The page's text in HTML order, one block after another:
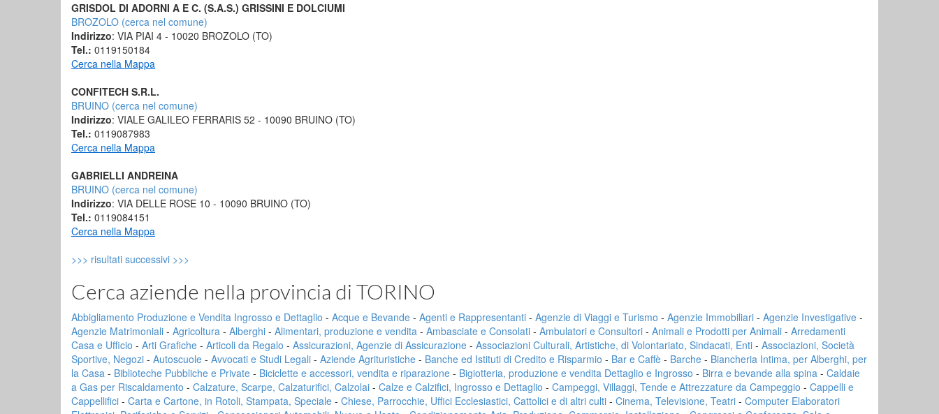
GRISDOL DI ADORNI A E C. (S.A.S.) GRISSINI E DOLCIUMI
BROZOLO (cerca nel comune)
Indirizzo: VIA PIAI 4 - 10020 BROZOLO (TO)
Tel.: 0119150184
Cerca nella Mappa
CONFITECH S.R.L.
BRUINO (cerca nel comune)
Indirizzo: VIALE GALILEO FERRARIS 52 - 10090 BRUINO (TO)
Tel.: 0119087983
Cerca nella Mappa
GABRIELLI ANDREINA
BRUINO (cerca nel comune)
Indirizzo: VIA DELLE ROSE 10 - 10090 BRUINO (TO)
Tel.: 0119084151
Cerca nella Mappa
>>> risultati successivi >>>
Cerca aziende nella provincia di TORINO
Abbigliamento Produzione e Vendita Ingrosso e Dettaglio - Acque e Bevande - Agenti e Rappresentanti - Agenzie di Viaggi e Turismo - Agenzie Immobiliari - Agenzie Investigative -
Agenzie Matrimoniali - Agricoltura - Alberghi - Alimentari, produzione e vendita - Ambasciate e Consolati - Ambulatori e Consultori - Animali e Prodotti per Animali - Arredamenti
Casa e Ufficio - Arti Grafiche - Articoli da Regalo - Assicurazioni, Agenzie di Assicurazione - Associazioni Culturali, Artistiche, di Volontariato, Sindacati, Enti - Associazioni, Società
Sportive, Negozi - Autoscuole - Avvocati e Studi Legali - Aziende Agrituristiche - Banche ed Istituti di Credito e Risparmio - Bar e Caffè - Barche - Biancheria Intima, per Alberghi, per
la Casa - Biblioteche Pubbliche e Private - Biciclette e accessori, vendita e riparazione - Bigiotteria, produzione e vendita Dettaglio e Ingrosso - Birra e bevande alla spina - Caldaie
a Gas per Riscaldamento - Calzature, Scarpe, Calzaturifici, Calzolai - Calze e Calzifici, Ingrosso e Dettaglio - Campeggi, Villaggi, Tende e Attrezzature da Campeggio - Cappelli e
Cappellifici - Carta e Cartone, in Rotoli, Stampata, Speciale - Chiese, Parrocchie, Uffici Ecclesiastici, Cattolici e di altri culti - Cinema, Televisione, Teatri - Computer Elaboratori